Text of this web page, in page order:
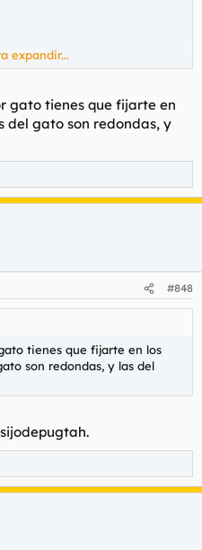
expandir...
gato tienes que fijarte en
del gato son redondas, y
#848
tienes que fijarte en los
son redondas, y las del